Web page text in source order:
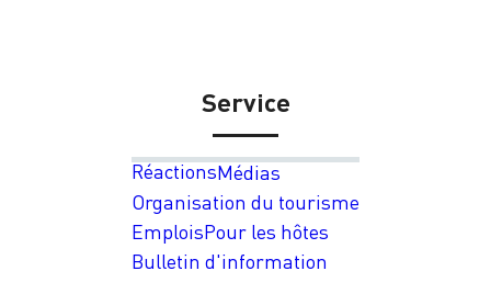
Service
RéactionsMédias
Organisation du tourisme
EmploisPour les hôtes
Bulletin d'information